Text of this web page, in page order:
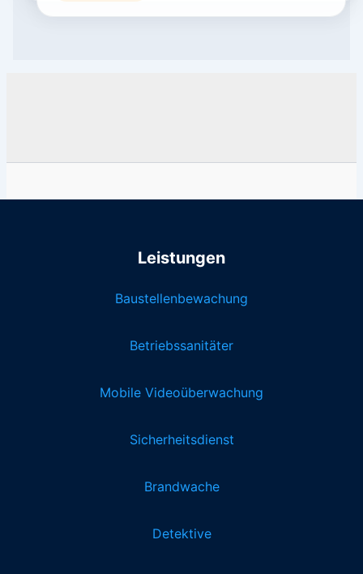
Leistungen
Baustellenbewachung
Betriebssanitäter
Mobile Videoüberwachung
Sicherheitsdienst
Brandwache
Detektive